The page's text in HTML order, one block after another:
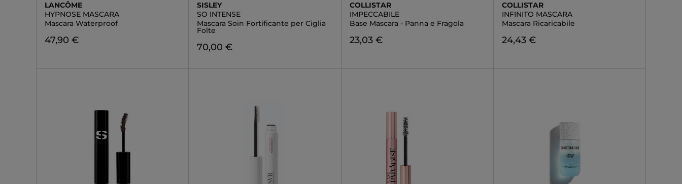
LANCÔME
HYPNOSE MASCARA
Mascara Waterproof
47,90 €
SISLEY
SO INTENSE
Mascara Soin Fortificante per Ciglia
Folte
70,00 €
COLLISTAR
IMPECCABILE
Base Mascara - Panna e Fragola
23,03 €
COLLISTAR
INFINITO MASCARA
Mascara Ricaricabile
24,43 €